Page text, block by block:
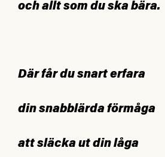
och allt som du ska bära.
Där får du snart erfara
din snabblärda förmåga
att släcka ut din låga